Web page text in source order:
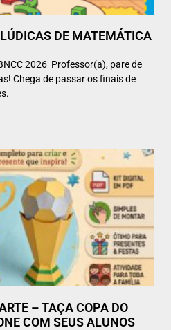
DE MATEMÁTICA
2026 Professor(a), pare de
Chega de passar os finais de
– TAÇA COPA DO
COM SEUS ALUNOS